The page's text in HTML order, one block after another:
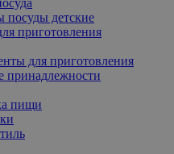
посуды детские
приготовления
для приготовления
принадлежности
пищи